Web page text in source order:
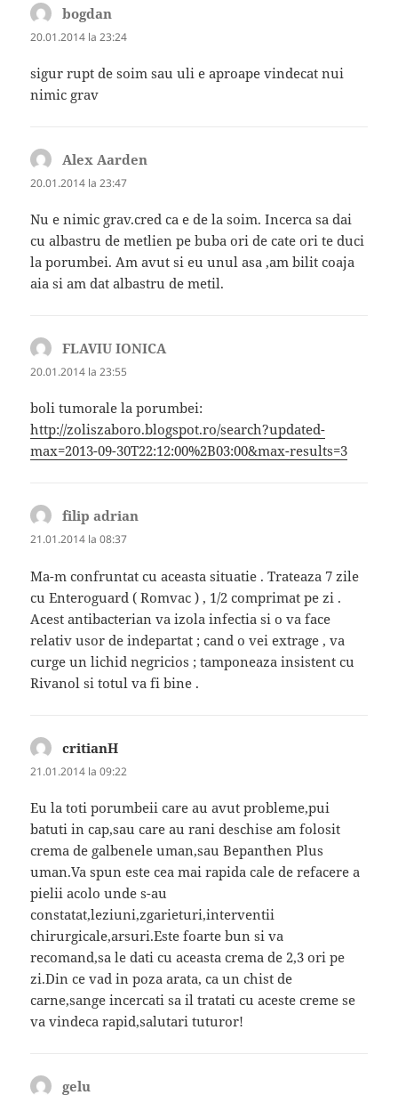
bogdan
20.01.2014 la 23:24
sigur rupt de soim sau uli e aproape vindecat nui
nimic grav
Alex Aarden
20.01.2014 la 23:47
Nu e nimic grav.cred ca e de la soim. Incerca sa dai
cu albastru de metlien pe buba ori de cate ori te duci
la porumbei. Am avut si eu unul asa ,am bilit coaja
aia si am dat albastru de metil.
FLAVIU IONICAspune:
20.01.2014 la 23:55
boli tumorale la porumbei:
http://zoliszaboro.blogspot.ro/search?updated-
max=2013-09-30T22:12:00%2B03:00&max-results=3
filip adrian
21.01.2014 la 08:37
Ma-m confruntat cu aceasta situatie . Trateaza 7 zile
cu Enteroguard ( Romvac ) , 1/2 comprimat pe zi .
Acest antibacterian va izola infectia si o va face
relativ usor de indepartat ; cand o vei extrage , va
curge un lichid negricios ; tamponeaza insistent cu
Rivanol si totul va fi bine .
critianH
21.01.2014 la 09:22
Eu la toti porumbeii care au avut probleme,pui
batuti in cap,sau care au rani deschise am folosit
crema de galbenele uman,sau Bepanthen Plus
uman.Va spun este cea mai rapida cale de refacere a
pielii acolo unde s-au
constatat,leziuni,zgarieturi,interventii
chirurgicale,arsuri.Este foarte bun si va
recomand,sa le dati cu aceasta crema de 2,3 ori pe
zi.Din ce vad in poza arata, ca un chist de
carne,sange incercati sa il tratati cu aceste creme se
va vindeca rapid,salutari tuturor!
gelu